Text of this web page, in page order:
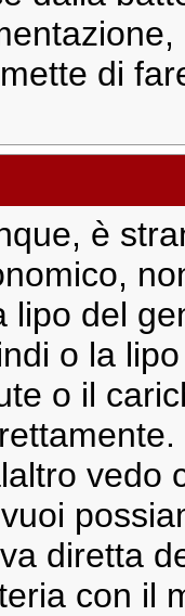
di
è
lipo del
o la
o il
vedo
diretta
con il